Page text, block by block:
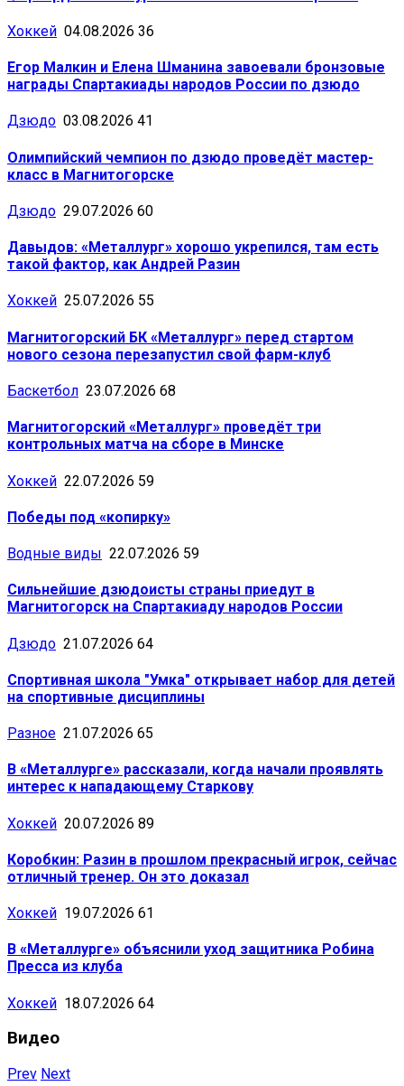
Хоккей 04.08.2026 36
Егор Малкин и Елена Шманина завоевали бронзовые
награды Спартакиады народов России по дзюдо
Дзюдо 03.08.2026 41
Олимпийский чемпион по дзюдо проведёт мастер-
класс в Магнитогорске
Дзюдо 29.07.2026 60
Давыдов: «Металлург» хорошо укрепился, там есть
такой фактор, как Андрей Разин
Хоккей 25.07.2026 55
Магнитогорский БК «Металлург» перед стартом
нового сезона перезапустил свой фарм-клуб
Баскетбол 23.07.2026 68
Магнитогорский «Металлург» проведёт три
контрольных матча на сборе в Минске
Хоккей 22.07.2026 59
Победы под «копирку»
Водные виды 22.07.2026 59
Сильнейшие дзюдоисты страны приедут в
Магнитогорск на Спартакиаду народов России
Дзюдо 21.07.2026 64
Спортивная школа "Умка" открывает набор для детей
на спортивные дисциплины
Разное 21.07.2026 65
В «Металлурге» рассказали, когда начали проявлять
интерес к нападающему Старкову
Хоккей 20.07.2026 89
Коробкин: Разин в прошлом прекрасный игрок, сейчас
отличный тренер. Он это доказал
Хоккей 19.07.2026 61
В «Металлурге» объяснили уход защитника Робина
Пресса из клуба
Хоккей 18.07.2026 64
Видео
Prev Next